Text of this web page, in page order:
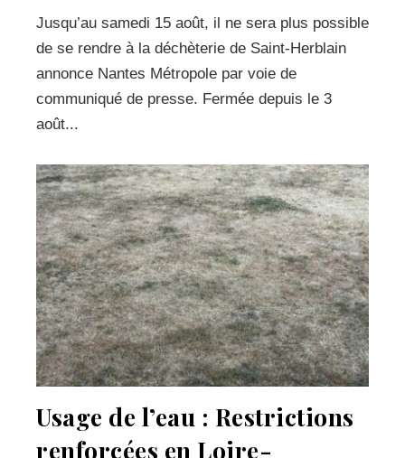
Jusqu’au samedi 15 août, il ne sera plus possible
de se rendre à la déchèterie de Saint-Herblain
annonce Nantes Métropole par voie de
communiqué de presse. Fermée depuis le 3
août...
Usage de l’eau : Restrictions
renforcées en Loire-